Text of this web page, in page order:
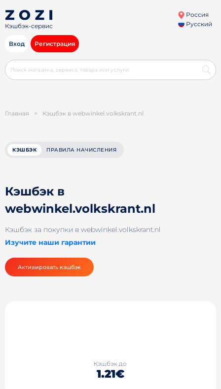
Кэшбэк-сервис
Россия
Русский
Вход Регистрация
Главная > Кэшбэк в webwinkel.volkskrant.nl
КЭШБЭК ПРАВИЛА НАЧИСЛЕНИЯ
Кэшбэк в
webwinkel.volkskrant.nl
Кэшбэк за покупки в webwinkel.volkskrant.nl
Изучите наши гарантии
Активировать кэшбэк
Кэшбэк до
1.21€